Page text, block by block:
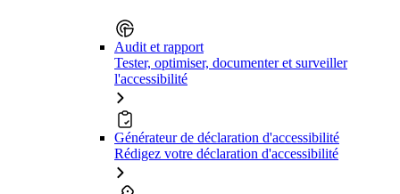
Audit et rapport
Tester, optimiser, documenter et surveiller
l'accessibilité
Générateur de déclaration d'accessibilité
Rédigez votre déclaration d'accessibilité